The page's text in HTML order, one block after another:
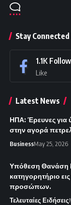
Stay Connected
1.1K
Like
Latest News
ΗΠΑ: Έρευνες για
στην αγορά
BusinessMay 25, 2026
Υπόθεση Θανάση
κατηγορητήριο
προσώπων.
Τελευταίες Ειδήσεις